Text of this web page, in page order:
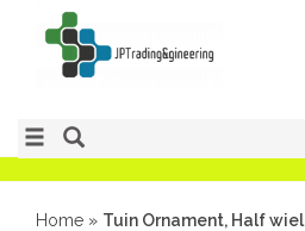
Home » Tuin Ornament, Half wiel